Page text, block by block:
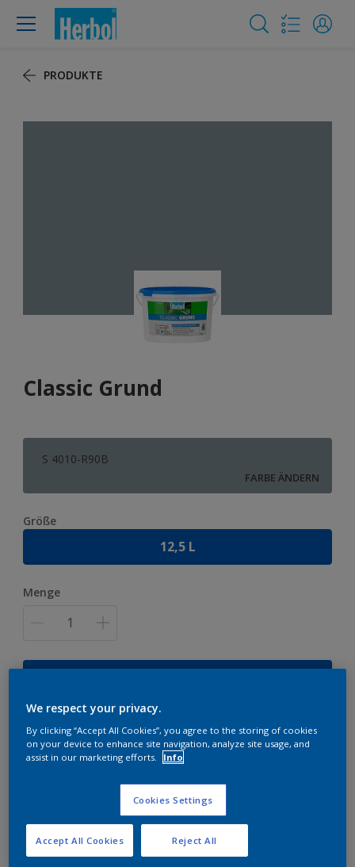
PRODUKTE
Classic Grund
S 4010-R90B
FARBE ÄNDERN
Größe
12,5 L
Menge
Zu Projekt hinzufügen EINEN HÄNDLER FINDEN
Besondere Merkmale
We respect your privacy.
By clicking “Accept All Cookies”, you agree to the storing of cookies
on your device to enhance site navigation, analyze site usage, and
assist in our marketing efforts.
Info
Cookies Settings
Reject All
Accept All Cookies